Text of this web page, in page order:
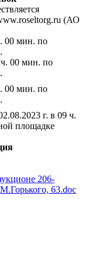
(АО
00 мин. по
ч. 00 мин. по
00 мин. по
г. в 09 ч.
площадке
206-
63.doc